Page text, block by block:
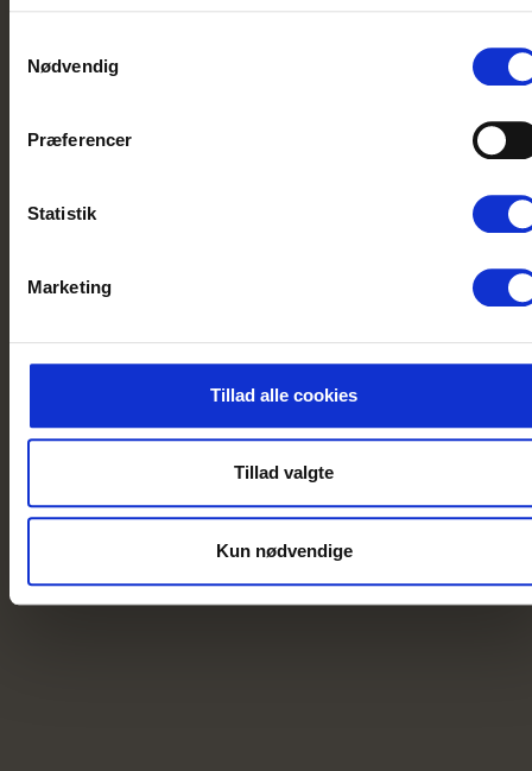
Nødvendig
Præferencer
Statistik
Marketing
Tillad alle cookies
Tillad valgte
Kun nødvendige